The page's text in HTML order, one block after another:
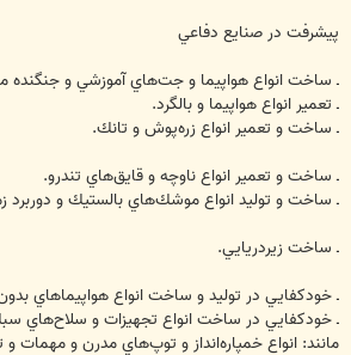
پيشرفت در صنايع دفاعي ‏
ـ ساخت انواع هواپيما و جت‌هاي آموزشي و
‏ـ تعمير انواع هواپيما و بالگرد. ‏
ـ ساخت و تعمير انواع زره‌پوش و تانك. ‏
ـ ساخت و تعمير انواع ناوچه و قايق‌هاي تندرو.
ـ ساخت و توليد انواع موشك‌هاي بالستيك و دوربرد
‏ـ ساخت زيردريايي.
ـ خودكفايي در توليد و ساخت انواع هواپيماهاي
ـ خودكفايي در ساخت انواع تجهيزات و سلاح‌هاي
مانند: انواع خمپاره‌انداز و توپ‌هاي ‏مدرن و مهمات